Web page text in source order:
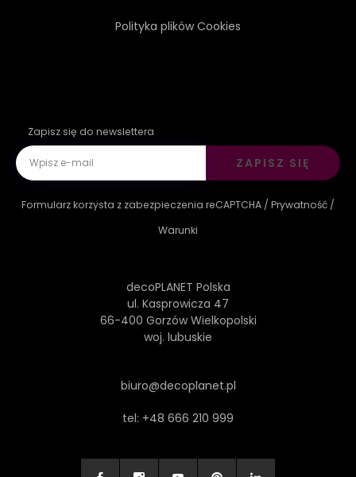
Polityka plików Cookies
Zapisz się do newslettera
ZAPISZ SIĘ
Formularz korzysta z zabezpieczenia reCAPTCHA / Prywatność /
Warunki
decoPLANET Polska
ul. Kasprowicza 47
66-400 Gorzów Wielkopolski
woj. lubuskie
biuro@decoplanet.pl
tel: +48 666 210 999